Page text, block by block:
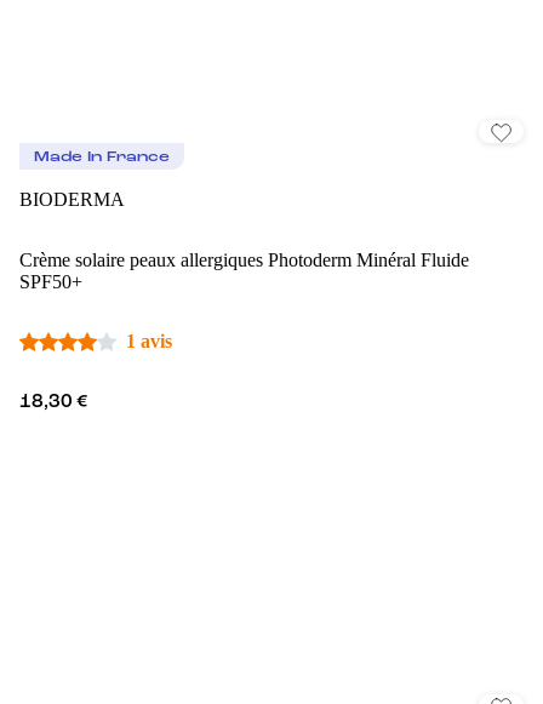
Made In France
BIODERMA
Crème solaire peaux allergiques Photoderm Minéral Fluide
SPF50+
1 avis
18,30 €